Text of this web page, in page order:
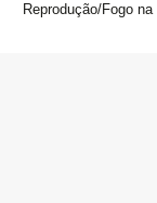
Reprodução/Fogo na